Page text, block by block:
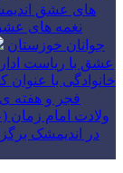
های عشق
نغمه های
جوانان خوزستان
عشق با ریاست
خانوادگی با
فجر و هفته
ولادت امام
در اندیمشک